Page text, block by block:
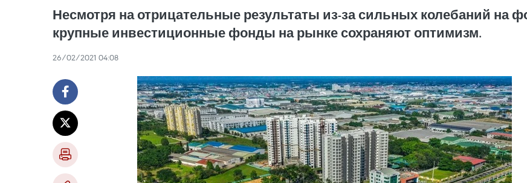
Несмотря на отрицательные результаты из-за сильных колебаний на
крупные инвестиционные фонды на рынке сохраняют оптимизм.
26/02/2021 04:08